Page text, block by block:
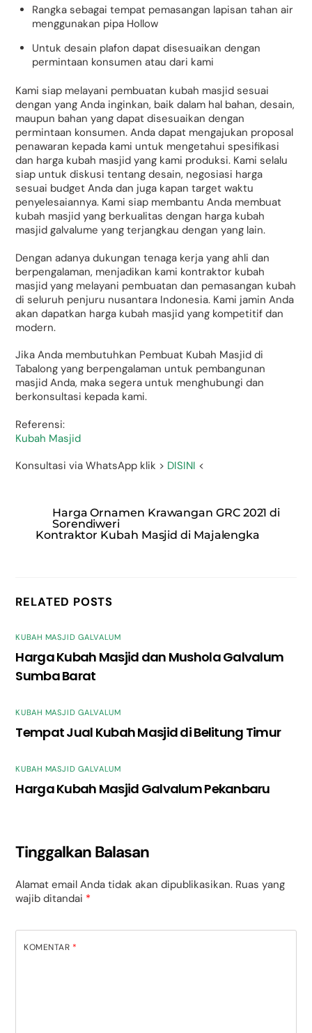
Rangka sebagai tempat pemasangan lapisan tahan air
menggunakan pipa Hollow
Untuk desain plafon dapat disesuaikan dengan
permintaan konsumen atau dari kami
Kami siap melayani pembuatan kubah masjid sesuai
dengan yang Anda inginkan, baik dalam hal bahan, desain,
maupun bahan yang dapat disesuaikan dengan
permintaan konsumen. Anda dapat mengajukan proposal
penawaran kepada kami untuk mengetahui spesifikasi
dan harga kubah masjid yang kami produksi. Kami selalu
siap untuk diskusi tentang desain, negosiasi harga
sesuai budget Anda dan juga kapan target waktu
penyelesaiannya. Kami siap membantu Anda membuat
kubah masjid yang berkualitas dengan harga kubah
masjid galvalume yang terjangkau dengan yang lain.
Dengan adanya dukungan tenaga kerja yang ahli dan
berpengalaman, menjadikan kami kontraktor kubah
masjid yang melayani pembuatan dan pemasangan kubah
di seluruh penjuru nusantara Indonesia. Kami jamin Anda
akan dapatkan harga kubah masjid yang kompetitif dan
modern.
Jika Anda membutuhkan Pembuat Kubah Masjid di
Tabalong yang berpengalaman untuk pembangunan
masjid Anda, maka segera untuk menghubungi dan
berkonsultasi kepada kami.
Referensi:
Kubah Masjid
Konsultasi via WhatsApp klik > DISINI <
Harga Ornamen Krawangan GRC 2021 di
Sorendiweri
Kontraktor Kubah Masjid di Majalengka
RELATED POSTS
KUBAH MASJID GALVALUM
Harga Kubah Masjid dan Mushola Galvalum
Sumba Barat
KUBAH MASJID GALVALUM
Tempat Jual Kubah Masjid di Belitung Timur
KUBAH MASJID GALVALUM
Harga Kubah Masjid Galvalum Pekanbaru
Tinggalkan Balasan
Alamat email Anda tidak akan dipublikasikan. Ruas yang
wajib ditandai *
KOMENTAR *